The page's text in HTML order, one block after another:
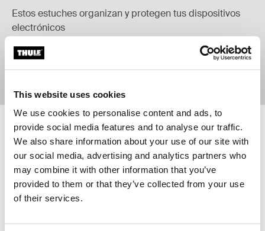
This website uses cookies
We use cookies to personalise content and ads, to
provide social media features and to analyse our traffic.
We also share information about your use of our site with
our social media, advertising and analytics partners who
may combine it with other information that you’ve
provided to them or that they’ve collected from your use
of their services.
Estos estuches organizan y protegen tus dispositivos
electrónicos
Thule Gauntlet maletín de 14 pulgadas MacBook Pro® Black
Thule Gauntlet MacBook Pro® attaché 14" Negro (selected)
Thule Gauntlet
maletín de 14 pulgadas MacBook
Pro®
Thule Gauntlet maletín de 16
Thule Gauntlet MacBook Pro®
Thule Gauntlet
maletín de 16 pulgadas MacBook
Pro®